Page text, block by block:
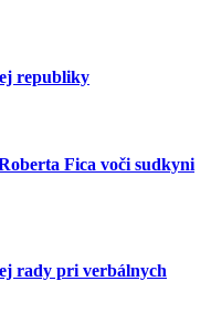
republiky
Fica voči sudkyni
rady pri verbálnych